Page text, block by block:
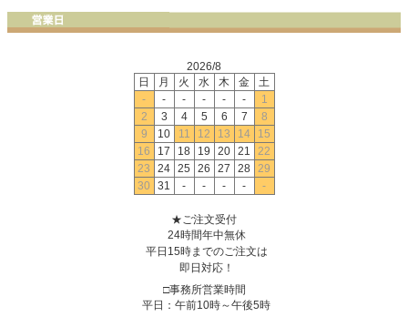
2026/8
日
月 火 水 木 金
土
-
- - - - -
1
2
3 4 5 6 7
8
9
10 11 12 13 14
15
16
17 18 19 20 21
22
23
24 25 26 27 28 29
30
31 - - - - -
★ご注文受付
24時間年中無休
平日15時までのご注文は
即日対応！
□事務所営業時間
平日：午前10時～午後5時